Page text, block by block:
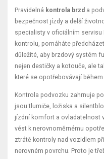
Pravidelná kontrola brzd a
bezpečnost jízdy a delší
specialisty v oficiálním
kontrolu, pomáháte
důležité, aby brzdový systém
nejen destičky a kotouče, ale
které se opotřebovávají
Kontrola podvozku zahrnuje
jsou tlumiče, ložiska a
jízdní komfort a ovladatelnost
vést k nerovnoměrnému
ztrátě kontroly nad vozidlem
nerovném povrchu. Proto je